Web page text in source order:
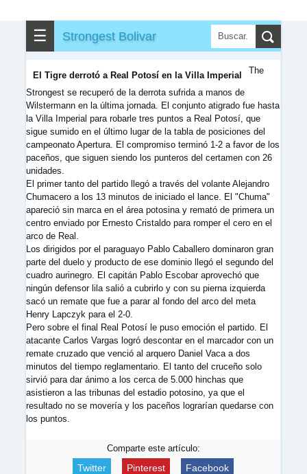
☰ Strongest Bolivar
El Tigre derrotó a Real Potosí en la Villa Imperial The
Strongest se recuperó de la derrota sufrida a manos de
Wilstermann en la última jornada. El conjunto atigrado fue hasta
la Villa Imperial para robarle tres puntos a Real Potosí, que
sigue sumido en el último lugar de la tabla de posiciones del
campeonato Apertura. El compromiso terminó 1-2 a favor de los
paceños, que siguen siendo los punteros del certamen con 26
unidades.
El primer tanto del partido llegó a través del volante Alejandro
Chumacero a los 13 minutos de iniciado el lance. El "Chuma"
apareció sin marca en el área potosina y remató de primera un
centro enviado por Ernesto Cristaldo para romper el cero en el
arco de Real.
Los dirigidos por el paraguayo Pablo Caballero dominaron gran
parte del duelo y producto de ese dominio llegó el segundo del
cuadro aurinegro. El capitán Pablo Escobar aprovechó que
ningún defensor lila salió a cubrirlo y con su pierna izquierda
sacó un remate que fue a parar al fondo del arco del meta
Henry Lapczyk para el 2-0.
Pero sobre el final Real Potosí le puso emoción el partido. El
atacante Carlos Vargas logró descontar en el marcador con un
remate cruzado que venció al arquero Daniel Vaca a dos
minutos del tiempo reglamentario. El tanto del cruceño solo
sirvió para dar ánimo a los cerca de 5.000 hinchas que
asistieron a las tribunas del estadio potosino, ya que el
resultado no se movería y los paceños lograrían quedarse con
los puntos.
Comparte este artículo:
Twitter Pinterest Facebook
Otros ▼